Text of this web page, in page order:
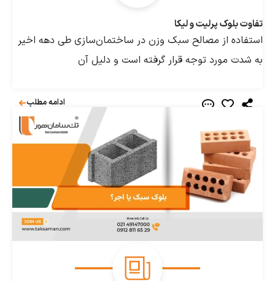
پرلیت و لیکا
از مصالح سبک‌ وزن در ساختمان‌سازی طی دهه اخیر
مورد توجه قرار گرفته است و دلیل آن
ادامه مطلب